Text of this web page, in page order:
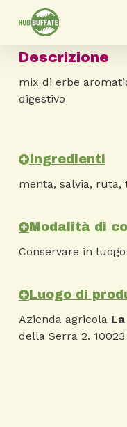
content
Descrizione
mix di erbe
digestivo
Ingredienti
menta, salvia, ruta,
Modalità di
Conservare in
Luogo di
Azienda agricola
della Serra 2.